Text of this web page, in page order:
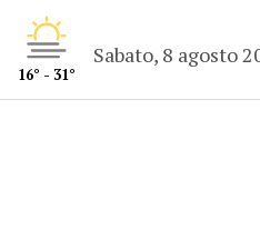
16° - 31°
Sabato, 8 agosto